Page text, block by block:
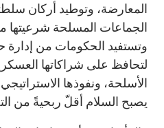
المعارضة، وتوطيد أركان
الجماعات المسلحة شرعيتها
وتستفيد الحكومات من إدارة
لتحافظ على شراكاتها
الأسلحة، ونفوذها
يصبح السلام أقلّ ربحيةً من